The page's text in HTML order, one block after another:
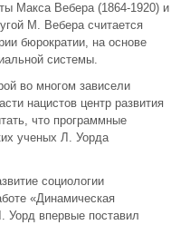
Макса Вебера (1864-1920) и
М. Вебера считается
бюрократии, на основе
системы.
во многом зависели
нацистов центр развития
что программные
ученых Л. Уорда
социологии
«Динамическая
Уорд впервые поставил